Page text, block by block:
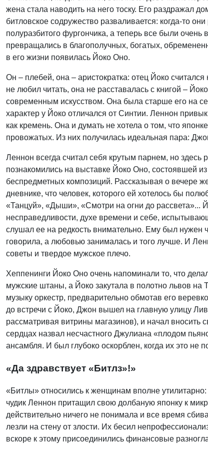
жена стала наводить на него тоску. Его раздражал
битловское содружество разваливается: когда-то
полуразбитого фургончика, а теперь все были
превращались в благополучных, богатых,
в его жизни появилась Йоко Оно.
Он – плебей, она – аристократка: отец Йоко
не любил читать, она не расставалась с книгой –
современным искусством. Она была старше его на
характер у Йоко отличался от Синтии. Леннон
как кремень. Она и думать не хотела о том, что
провожатых. Из них получилась идеальная пара:
Леннон всегда считал себя крутым парнем, но
познакомились на выставке Йоко Оно, состоявшей
беспредметных композиций. Рассказывая о вечере
дневнике, что человек, которого ей хотелось бы
«Танцуй», «Дыши», «Смотри на огни до рассвета»...
несправедливости, духе времени и себе,
слушал ее на редкость внимательно. Ему был нужен
говорила, а любовью занималась и того лучше. И
советы и твердое мужское плечо.
Хеппенинги Йоко Оно очень напоминали то, что
мужские штаны, а Йоко закутала в полотно львов
музыку оркестр, предварительно обмотав его
до встречи с Йоко, Джон вышел на главную улицу
рассматривая витрины магазинов), и начал вносить
сердцах назвал несчастного Джулиана «плодом
ансамбля. И был глубоко оскорблен, когда их это не
«Да здравствует «Битлз»!»
«Битлы» относились к женщинам вполне утилитарно:
чудик Леннон притащил свою долбаную японку к
действительно ничего не понимала и все время
лезли на стену от злости. Их бесил
вскоре к этому присоединились финансовые